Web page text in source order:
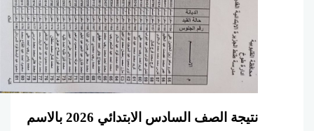
نتيجة الصف السادس الابتدائي 2026 بالاسم